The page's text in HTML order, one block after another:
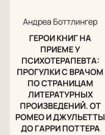
Андреа Боттлингер
ГЕРОИ КНИГ НА
ПРИЕМЕ У
ПСИХОТЕРАПЕВТА:
ПРОГУЛКИ С ВРАЧОМ
ПО СТРАНИЦАМ
ЛИТЕРАТУРНЫХ
ПРОИЗВЕДЕНИЙ. ОТ
РОМЕО И ДЖУЛЬЕТТЫ
ДО ГАРРИ ПОТТЕРА